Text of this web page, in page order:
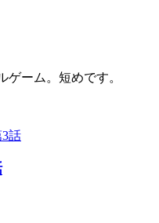
ゲーム。短めです。